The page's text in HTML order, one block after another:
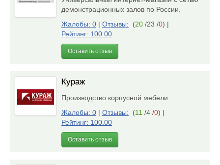
демонстрационных залов по России.
Жалобы: 0 | Отзывы: (20 /23 /0) |
Рейтинг: 100.00
Оставить отзыв
Кураж
Производство корпусной мебели
Жалобы: 0 | Отзывы: (11 /4 /0) |
Рейтинг: 100.00
Оставить отзыв